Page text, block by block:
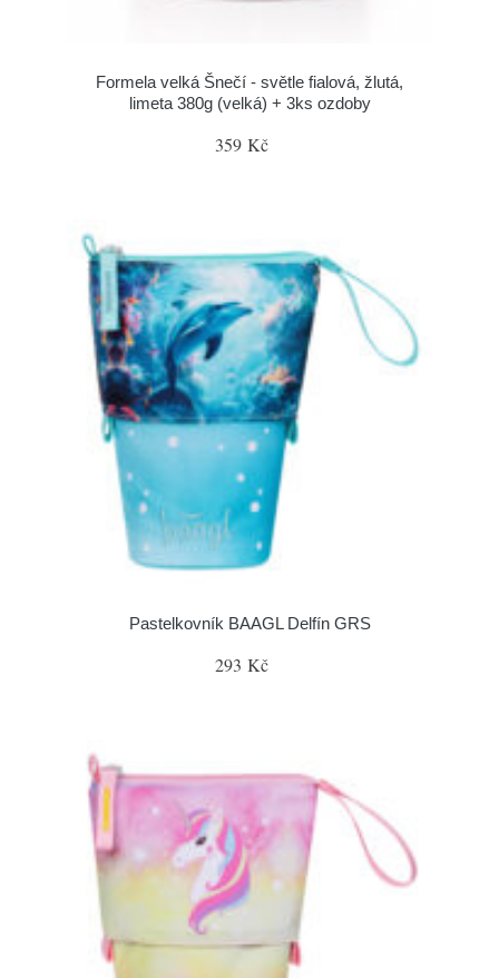
Formela velká Šnečí - světle fialová, žlutá,
limeta 380g (velká) + 3ks ozdoby
359 Kč
Pastelkovník BAAGL Delfín GRS
293 Kč